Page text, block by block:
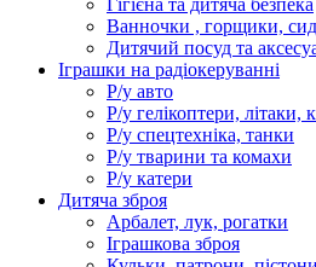
Гігієна та дитяча безпека
Ванночки , горщики,
Дитячий посуд та
Іграшки на радіокеруванні
Р/у авто
Р/у гелікоптери, літаки,
Р/у спецтехніка, танки
Р/у тварини та комахи
Р/у катери
Дитяча зброя
Арбалет, лук, рогатки
Іграшкова зброя